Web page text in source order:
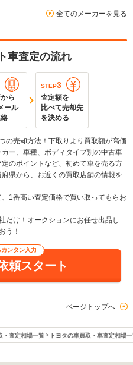
全てのメーカーを見る
車査定の流れ
ら
ール
STEP3
査定額を
比べて売却先
を決める
の売却方法！下取りより買取額が高価
ー、車種、ボディタイプ別の中古車
のポイントなど、初めて車を売る方
県から、お近くの買取店舗の情報を
1番高い査定価格で買い取ってもらお
だけ！オークションにお任せ出品し
う！
ンタン入力
頼スタート
ページトップへ
・査定相場一覧 トヨタの車買取・車査定相場